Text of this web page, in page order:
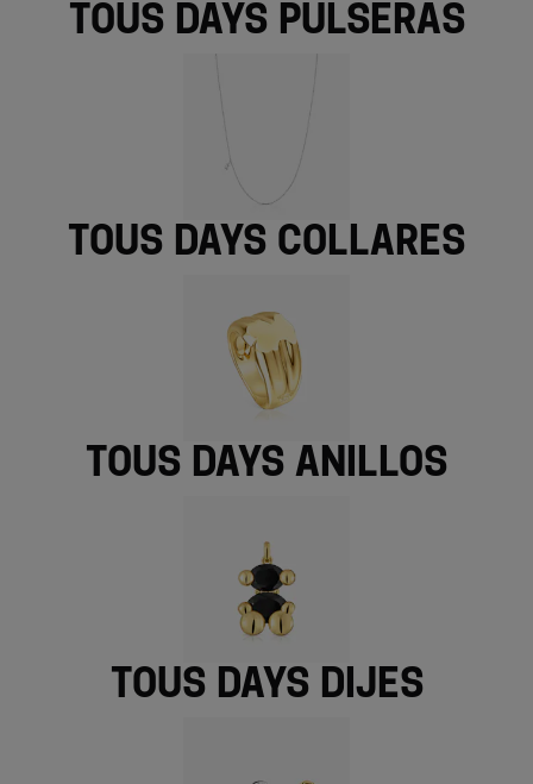
TOUS Days pulseras
TOUS Days collares
TOUS Days anillos
TOUS Days dijes